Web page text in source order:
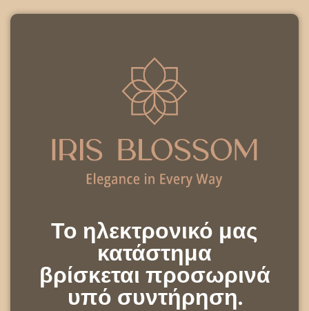
Το ηλεκτρονικό μας
κατάστημα
βρίσκεται προσωρινά
υπό συντήρηση.